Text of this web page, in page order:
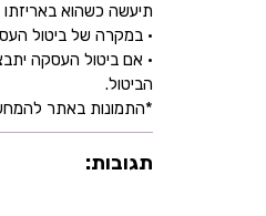
תיעשה כשהוא באריזתו המקורית
• במקרה של ביטול
• אם ביטול העסקה
הביטול.
*התמונות באתר
תגובות: